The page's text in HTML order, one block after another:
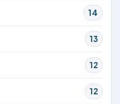
14
13
12
12